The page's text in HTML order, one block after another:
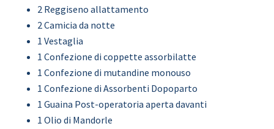
2 Reggiseno allattamento
2 Camicia da notte
1 Vestaglia
1 Confezione di coppette assorbilatte
1 Confezione di mutandine monouso
1 Confezione di Assorbenti Dopoparto
1 Guaina Post-operatoria aperta davanti
1 Olio di Mandorle